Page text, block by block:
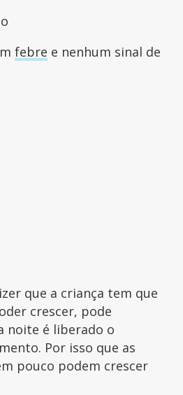
febre e nenhum sinal de
que a criança tem que
crescer, pode
noite é liberado o
Por isso que as
pouco podem crescer